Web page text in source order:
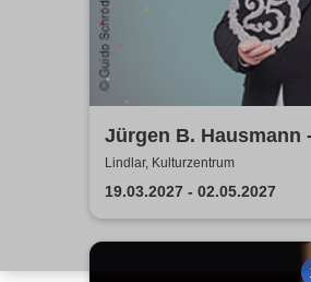
Jürgen B. Hausmann
Jahre - Dat is e Ding!
Lindlar, Kulturzentrum
19.03.2027 - 02.05.2027